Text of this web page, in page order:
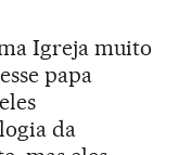
Igreja muito
papa
da